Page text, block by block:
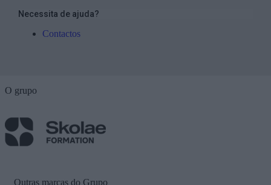
Necessita de ajuda?
Contactos
O grupo
Outras marcas do Grupo